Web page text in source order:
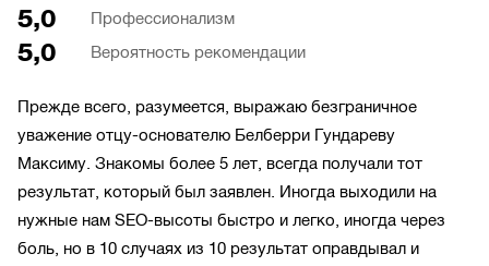
5,0 Профессионализм
5,0 Вероятность рекомендации
Прежде всего, разумеется, выражаю безграничное
уважение отцу-основателю Белберри Гундареву
Максиму. Знакомы более 5 лет, всегда получали тот
результат, который был заявлен. Иногда выходили на
нужные нам SEO-высоты быстро и легко, иногда через
боль, но в 10 случаях из 10 результат оправдывал и